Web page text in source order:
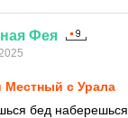
Фея
Местный с Урала
бед наберешься